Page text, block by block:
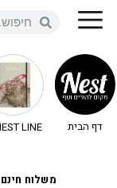
דף הבית LINE
משלוח חינם